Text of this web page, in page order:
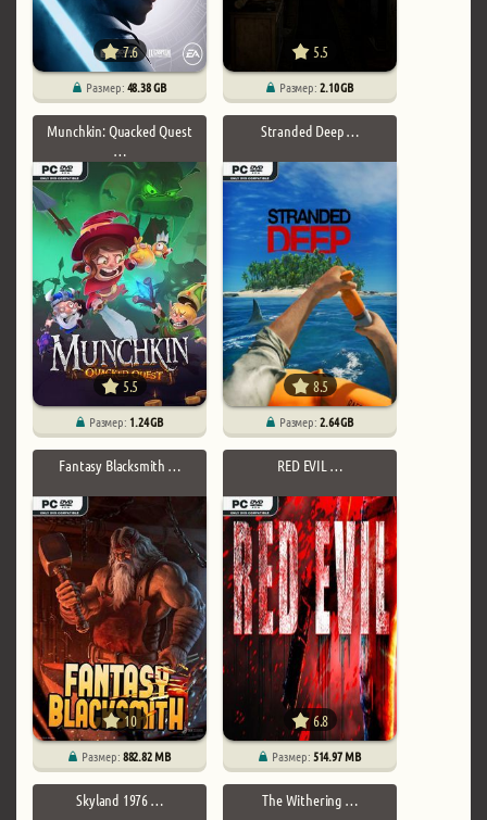
7.6
Размер:48.38 GB
5.5
Размер:2.10 GB
Munchkin: Quacked Quest
…
5.5
Размер: 1.24 GB
Stranded Deep …
8.5
Размер:2.64 GB
Fantasy Blacksmith …
10
Размер:882.82 MB
RED EVIL …
6.8
Размер:514.97 MB
Skyland 1976 … The Withering …